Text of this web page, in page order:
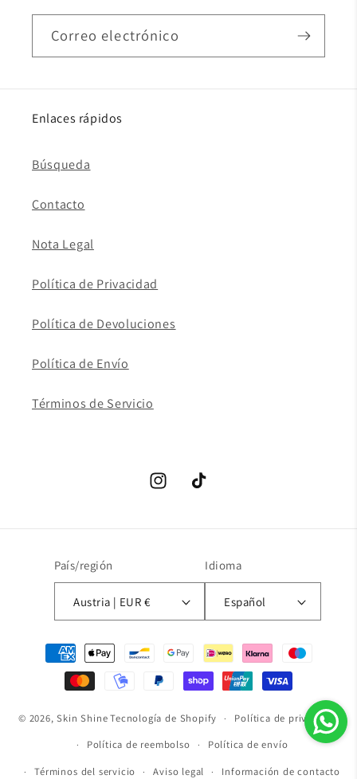
Correo electrónico
Enlaces rápidos
Búsqueda
Contacto
Nota Legal
Política de Privacidad
Política de Devoluciones
Política de Envío
Términos de Servicio
InstagramTikTok
País/región
Austria | EUR €
Idioma
Español
Formas
de
© 2026,Skin ShineTecnología de Shopify
Política de privacidad
Política de reembolso
Política de envío
Términos del servicio
Aviso legal Información de contacto